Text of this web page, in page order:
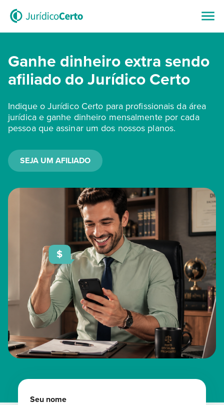
Ganhe dinheiro extra sendo
afiliado do Jurídico Certo
Indique o Jurídico Certo para profissionais da área
jurídica e ganhe dinheiro mensalmente por cada
pessoa que assinar um dos nossos planos.
SEJA UM AFILIADO
$
Seu nome